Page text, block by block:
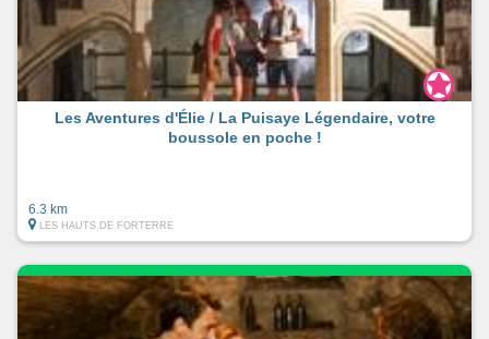
Les Aventures d'Élie / La Puisaye Légendaire, votre
boussole en poche !
6.3 km
LES HAUTS DE FORTERRE